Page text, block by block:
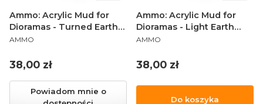
Ammo: Acrylic Mud for
Dioramas - Turned Earth
Ground (250 ml)
PRODUCENT
AMMO
Cena
38,00 zł
Powiadom mnie o
Ammo: Acrylic Mud for
Dioramas - Light Earth
Ground (250 ml)
PRODUCENT
AMMO
Cena
38,00 zł
Do koszyka